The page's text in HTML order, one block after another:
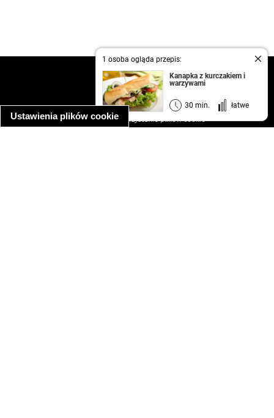
Ustawienia plików cookie
1 osoba ogląda przepis:
Kanapka z kurczakiem i
warzywami
30 min. łatwe
kontakt
regulamin
informacja o prywatności
informacja o wykorzystaniu plików cookie